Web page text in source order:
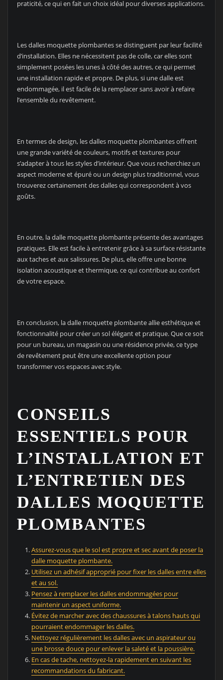
praticité, ce qui en fait un choix idéal pour diverses applications.
Les dalles moquette plombantes se distinguent par leur facilité
d’installation. Elles ne nécessitent pas de colle, car elles sont
simplement posées les unes à côté des autres, ce qui permet
une installation rapide et propre. De plus, si une dalle est
endommagée, il est facile de la remplacer sans avoir à refaire
l’ensemble du revêtement.
En termes de design, les dalles moquette plombantes offrent
une grande variété de couleurs, motifs et textures pour
s’adapter à tous les styles d’intérieur. Que vous recherchiez un
aspect moderne et épuré ou un design plus traditionnel, vous
trouverez certainement des dalles qui correspondent à vos
goûts.
En outre, la dalle moquette plombante présente des avantages
pratiques. Elle est facile à entretenir grâce à sa surface résistante
aux taches et aux salissures. De plus, elle offre une bonne
isolation acoustique et thermique, ce qui contribue au confort
de votre espace.
En conclusion, la dalle moquette plombante allie esthétique et
fonctionnalité pour créer un sol élégant et pratique. Que ce soit
pour un bureau, un magasin ou une résidence privée, ce type
de revêtement peut être une excellente option pour
transformer vos espaces avec style.
CONSEILS
ESSENTIELS POUR
L’INSTALLATION ET
L’ENTRETIEN DES
DALLES MOQUETTE
PLOMBANTES
Assurez-vous que le sol est propre et sec avant de poser la
dalle moquette plombante.
Utilisez un adhésif approprié pour fixer les dalles entre elles
et au sol.
Pensez à remplacer les dalles endommagées pour
maintenir un aspect uniforme.
Évitez de marcher avec des chaussures à talons hauts qui
pourraient endommager les dalles.
Nettoyez régulièrement les dalles avec un aspirateur ou
une brosse douce pour enlever la saleté et la poussière.
En cas de tache, nettoyez-la rapidement en suivant les
recommandations du fabricant.